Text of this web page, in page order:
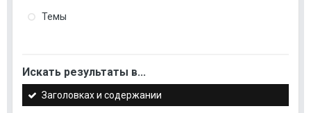
Темы
Искать результаты в...
Заголовках и содержании